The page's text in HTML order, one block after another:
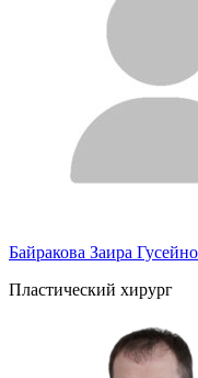
Байракова Заира
Пластический хирург